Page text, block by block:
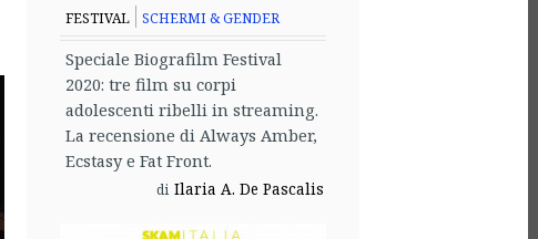
FESTIVAL SCHERMI & GENDER
Speciale Biografilm Festival
2020: tre film su corpi
adolescenti ribelli in streaming.
La recensione di Always Amber,
Ecstasy e Fat Front.
di Ilaria A. De Pascalis